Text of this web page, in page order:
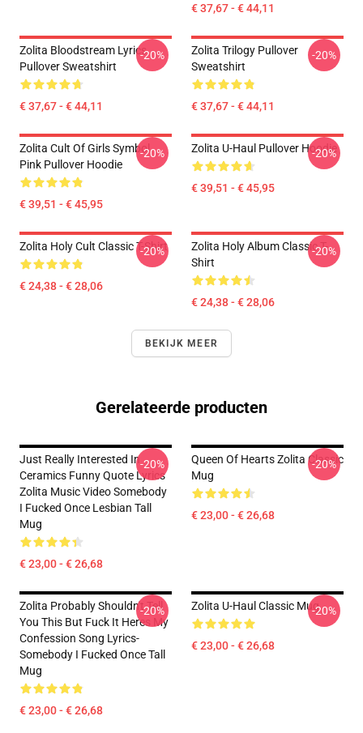
€ 37,67 - € 44,11
Zolita Bloodstream Lyrics
Pullover Sweatshirt
€ 37,67 - € 44,11
-20%
Zolita Trilogy Pullover
Sweatshirt
€ 37,67 - € 44,11
-20%
Zolita Cult Of Girls Symbol
Pink Pullover Hoodie
€ 39,51 - € 45,95
-20% Zolita U-Haul Pullover Hoodie
€ 39,51 - € 45,95
-20%
Zolita Holy Cult Classic T-Shirt
€ 24,38 - € 28,06
-20%
Zolita Holy Album Classic T-
Shirt
€ 24,38 - € 28,06
-20%
BEKIJK MEER
Gerelateerde producten
Just Really Interested In
Ceramics Funny Quote Lyrics
Zolita Music Video Somebody
I Fucked Once Lesbian Tall
Mug
€ 23,00 - € 26,68
-20%
Queen Of Hearts Zolita Classic
Mug
€ 23,00 - € 26,68
-20%
Zolita Probably Shouldn't Tell
You This But Fuck It Heres My
Confession Song Lyrics-
Somebody I Fucked Once Tall
Mug
€ 23,00 - € 26,68
-20% Zolita U-Haul Classic Mug
€ 23,00 - € 26,68
-20%